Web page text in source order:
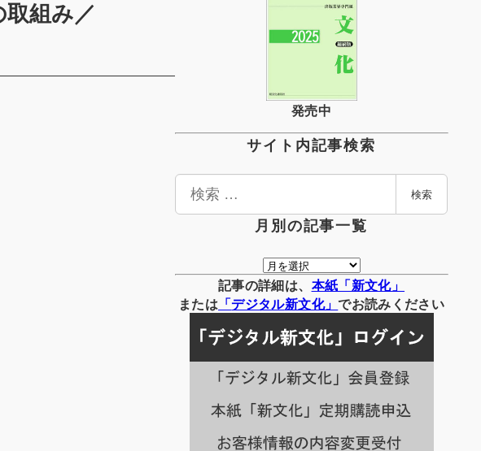
取組み／
発売中
サイト内記事検索
検
検索
月別の記事一覧
月
別
の
事
一
覧
記事の詳細は、 本紙「新文化」
または 「デジタル新文化」でお読みください